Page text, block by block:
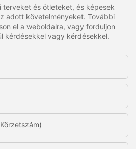
terveket és ötleteket, és képesek
adott követelményeket. További
el a weboldalra, vagy forduljon
kérdésekkel vagy kérdésekkel.